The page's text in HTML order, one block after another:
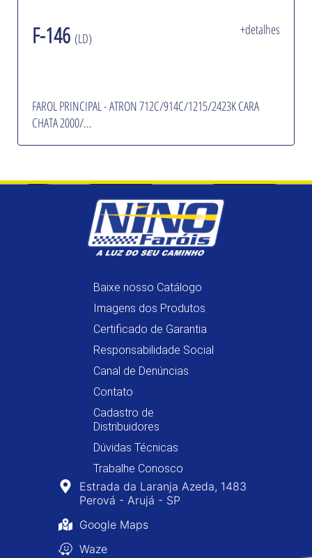
F-146 (LD)
+detalhes
FAROL PRINCIPAL - ATRON 712C/914C/1215/2423K CARA
CHATA 2000/...
Baixe nosso Catálogo
Imagens dos Produtos
Certificado de Garantia
Responsabilidade Social
Canal de Denúncias
Contato
Cadastro de
Distribuidores
Dúvidas Técnicas
Trabalhe Conosco
Estrada da Laranja Azeda, 1483
Perová - Arujá - SP
Google Maps
Waze